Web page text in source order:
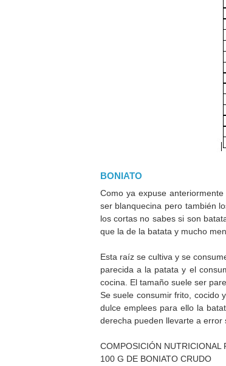
BONIATO
Como ya expuse
ser blanquecina pero también
los cortas no sabes si son
que la de la batata y mucho
Esta raíz se cultiva y se
parecida a la patata y el
cocina. El tamaño suele ser
Se suele consumir frito, cocido
dulce emplees para ello la
derecha pueden llevarte a error
COMPOSICIÓN NUTRICIONAL
100 G DE BONIATO CRUDO